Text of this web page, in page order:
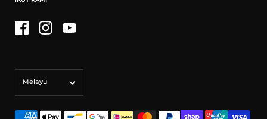
FacebookInstagramYouTube
Melayu